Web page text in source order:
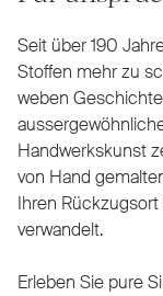
Seit über 190
Stoffen mehr zu
weben
Handwerkskunst
von Hand
Ihren
verwandelt.
Erleben Sie pure